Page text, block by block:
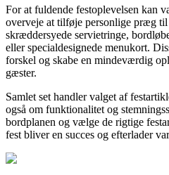
For at fuldende festoplevelsen kan
overveje at tilføje personlige præg
skræddersyede servietringe,
eller specialdesignede menukort.
forskel og skabe en mindeværdig
gæster.
Samlet set handler valget af
også om funktionalitet og
bordplanen og vælge de rigtige
fest bliver en succes og efterlader